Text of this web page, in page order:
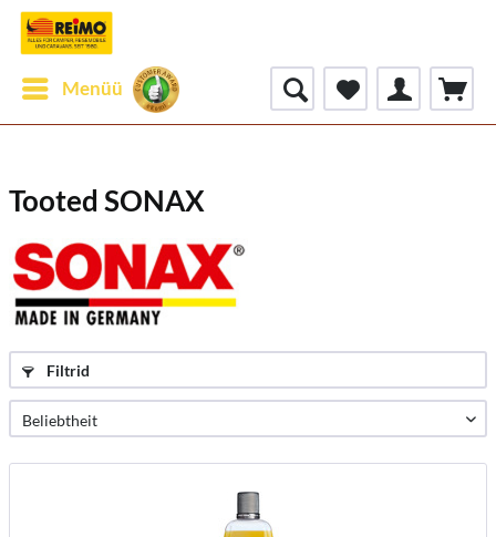
Menüü
Tooted SONAX
Filtrid